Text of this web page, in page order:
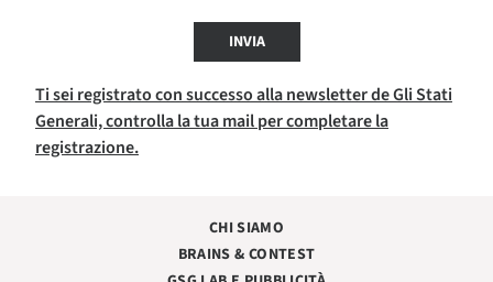
INVIA
Ti sei registrato con successo alla newsletter de Gli Stati
Generali, controlla la tua mail per completare la
registrazione.
CHI SIAMO
BRAINS & CONTEST